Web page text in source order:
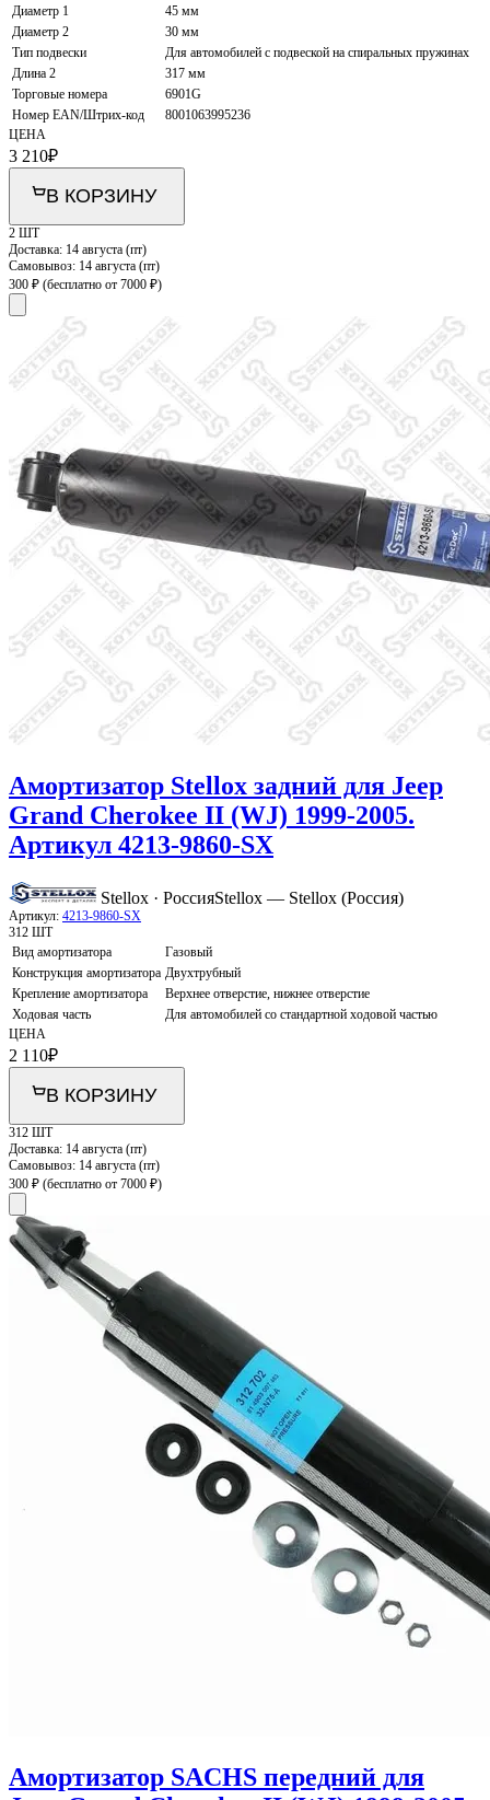
Диаметр 1
45 мм
Диаметр 2
30 мм
Тип подвески
Для автомобилей с подвеской на спиральных пружинах
Длина 2
317 мм
Торговые номера
6901G
Номер EAN/Штрих-код
8001063995236
ЦЕНА
3 210₽
В КОРЗИНУ
2 ШТ
Доставка: 14 августа (пт)
Самовывоз: 14 августа (пт)
300 ₽ (бесплатно от 7000 ₽)
Амортизатор Stellox задний для Jeep
Grand Cherokee II (WJ) 1999-2005.
Артикул 4213-9860-SX
Stellox · РоссияStellox — Stellox (Россия)
Артикул: 4213-9860-SX
312 ШТ
Вид амортизатора
Газовый
Конструкция амортизатора Двухтрубный
Крепление амортизатора
Верхнее отверстие, нижнее отверстие
Ходовая часть
Для автомобилей со стандартной ходовой частью
ЦЕНА
2 110₽
В КОРЗИНУ
312 ШТ
Доставка: 14 августа (пт)
Самовывоз: 14 августа (пт)
300 ₽ (бесплатно от 7000 ₽)
Амортизатор SACHS передний для